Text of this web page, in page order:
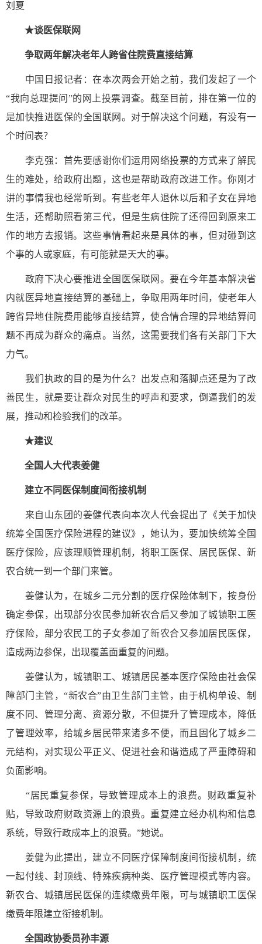
刘夏
★谈医保联网
争取两年解决老年人跨省住院费直接结算
中国日报记者：在本次两会开始之前，我们发起了一个
“我向总理提问”的网上投票调查。截至目前，排在第一位的
是加快推进医保的全国联网。对于解决这个问题，有没有一
个时间表？
李克强：首先要感谢你们运用网络投票的方式来了解民
生的难处，给政府出题，这也是帮助政府改进工作。你刚才
讲的事情我也经常听到。有些老年人退休以后和子女在异地
生活，还帮助照看第三代，但是生病住院了还得回到原来工
作的地方去报销。这些事情看起来是具体的事，但对碰到这
个事的人或家庭，有可能就是天大的事。
政府下决心要推进全国医保联网。要在今年基本解决省
内就医异地直接结算的基础上，争取用两年时间，使老年人
跨省异地住院费用能够直接结算，使合情合理的异地结算问
题不再成为群众的痛点。当然，这需要我们各有关部门下大
力气。
我们执政的目的是为什么？出发点和落脚点还是为了改
善民生，就是要让群众对民生的呼声和要求，倒逼我们的发
展，推动和检验我们的改革。
★建议
全国人大代表姜健
建立不同医保制度间衔接机制
来自山东团的姜健代表向本次人代会提出了《关于加快
统筹全国医疗保险进程的建议》，她认为，要加快统筹全国
医疗保险，应该理顺管理机制，将职工医保、居民医保、新
农合统一到一个部门来管。
姜健认为，在城乡二元分割的医疗保险体制下，按身份
确定参保，出现部分农民参加新农合后又参加了城镇职工医
疗保险，部分农民工的子女参加了新农合又参加居民医保，
造成两边参保，出现覆盖面重复的问题。
姜健认为，城镇职工、城镇居民基本医疗保险由社会保
障部门主管，“新农合”由卫生部门主管，由于机构单设、制
度不同、管理分离、资源分散，不但提升了管理成本，降低
了管理效率，给城乡居民带来诸多不便，而且固化了城乡二
元结构，对实现公平正义、促进社会和谐造成了严重障碍和
负面影响。
“居民重复参保，导致管理成本上的浪费。财政重复补
贴，导致政府财政资源上的浪费。重复建立经办机构和信息
系统，导致行政成本上的浪费。”她说。
姜健为此提出，建立不同医疗保障制度间衔接机制，统
一起付线、封顶线、特殊疾病种类、医疗管理模式等内容。
新农合、城镇居民医保的连续缴费年限，可与城镇职工医保
缴费年限建立衔接机制。
全国政协委员孙丰源